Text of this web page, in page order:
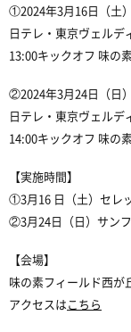
①2024年3月16日（土
日テレ・東京ヴェルデ
13:00キックオフ 味の
②2024年3月24日（日
日テレ・東京ヴェルデ
14:00キックオフ 味の
【実施時間】
①3月16 日（土）セレ
②3月24日（日）サン
【会場】
味の素フィールド西が
アクセスはこちら